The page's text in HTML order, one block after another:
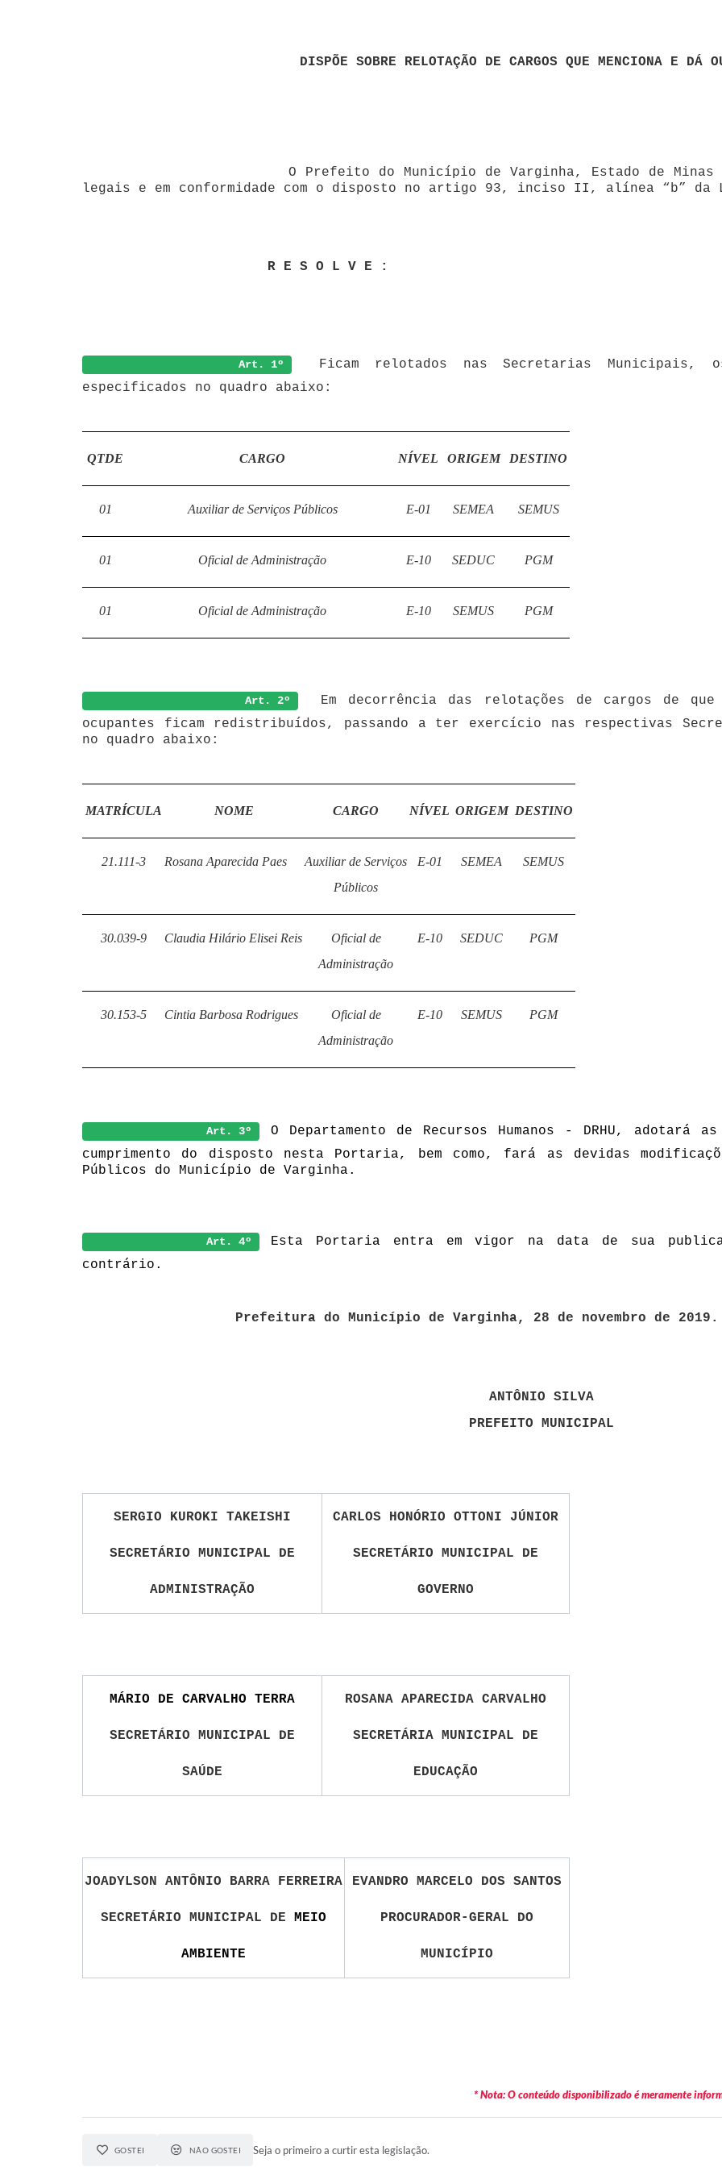
DISPÕE SOBRE RELOTAÇÃO DE CARGOS QUE MENCIONA E DÁ
O Prefeito do Município de Varginha, Estado de Minas
legais e em conformidade com o disposto no artigo 93, inciso II, alínea “b” da
R E S O L V E :
Art. 1º
Ficam relotados nas Secretarias Municipais,
especificados no quadro abaixo:
QTDE CARGO NÍVEL ORIGEM DESTINO
01 Auxiliar de Serviços Públicos E-01 SEMEA SEMUS
01 Oficial de Administração E-10 SEDUC PGM
01 Oficial de Administração E-10 SEMUS PGM
Art. 2º
Em decorrência das relotações de cargos de
ocupantes ficam redistribuídos, passando a ter exercício nas respectivas
no quadro abaixo:
MATRÍCULA NOME CARGO NÍVEL ORIGEM DESTINO
21.111-3 Rosana Aparecida Paes
Auxiliar de Serviços
Públicos
E-01 SEMEA SEMUS
30.039-9 Claudia Hilário Elisei Reis
Oficial de
Administração
E-10 SEDUC PGM
30.153-5 Cintia Barbosa Rodrigues
Oficial de
Administração
E-10 SEMUS PGM
Art. 3º O Departamento de Recursos Humanos - DRHU, adotará
cumprimento do disposto nesta Portaria, bem como, fará as devidas
Públicos do Município de Varginha.
Art. 4º
Esta Portaria entra em vigor na data de sua
contrário.
Prefeitura do Município de Varginha, 28 de novembro de 2019.
ANTÔNIO SILVA
PREFEITO MUNICIPAL
SERGIO KUROKI TAKEISHI
SECRETÁRIO MUNICIPAL DE
ADMINISTRAÇÃO
CARLOS HONÓRIO OTTONI JÚNIOR
SECRETÁRIO MUNICIPAL DE
GOVERNO
MÁRIO DE CARVALHO TERRA
SECRETÁRIO MUNICIPAL DE
SAÚDE
ROSANA APARECIDA CARVALHO
SECRETÁRIA MUNICIPAL DE
EDUCAÇÃO
JOADYLSON ANTÔNIO BARRA FERREIRA
SECRETÁRIO MUNICIPAL DE MEIO
AMBIENTE
EVANDRO MARCELO DOS SANTOS
PROCURADOR-GERAL DO
MUNICÍPIO
* Nota: O conteúdo disponibilizado é meramente
GOSTEI NÃO GOSTEI Seja o primeiro a curtir esta legislação.